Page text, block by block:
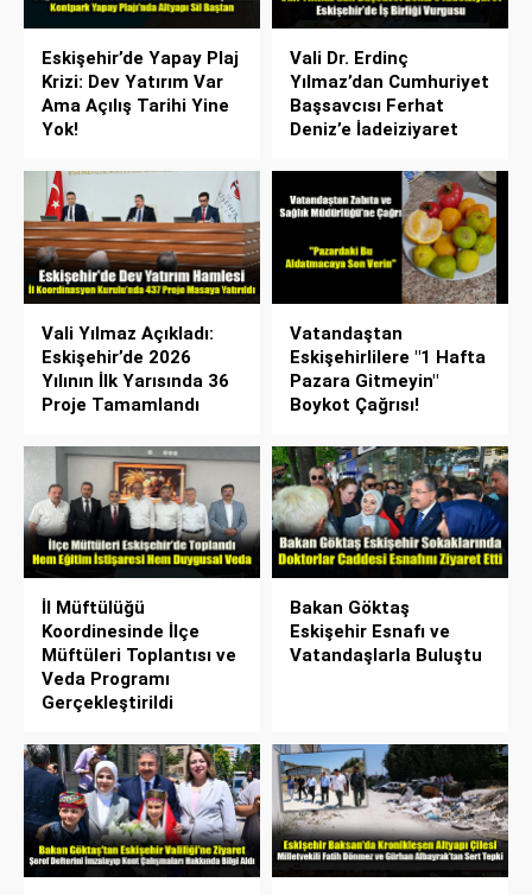
Eskişehir’de Yapay Plaj
Krizi: Dev Yatırım Var
Ama Açılış Tarihi Yine
Yok!
Vali Dr. Erdinç
Yılmaz’dan Cumhuriyet
Başsavcısı Ferhat
Deniz’e İadeiziyaret
Vali Yılmaz Açıkladı:
Eskişehir’de 2026
Yılının İlk Yarısında 36
Proje Tamamlandı
Vatandaştan
Eskişehirlilere "1 Hafta
Pazara Gitmeyin"
Boykot Çağrısı!
İl Müftülüğü
Koordinesinde İlçe
Müftüleri Toplantısı ve
Veda Programı
Gerçekleştirildi
Bakan Göktaş
Eskişehir Esnafı ve
Vatandaşlarla Buluştu